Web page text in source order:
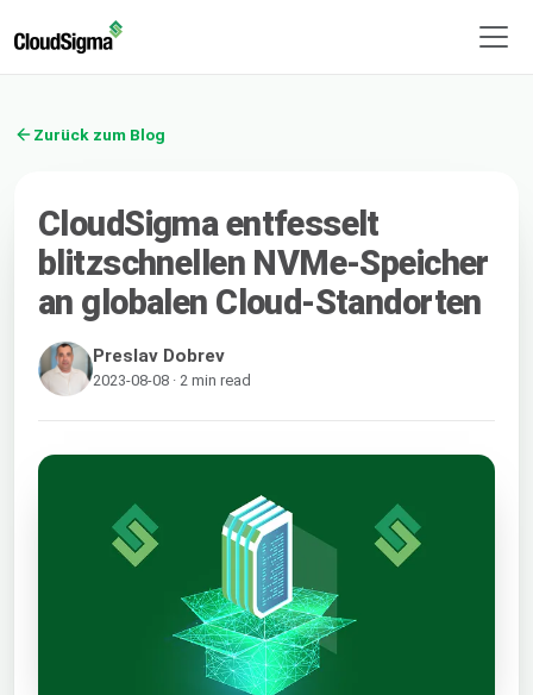
Zurück zum Blog
CloudSigma entfesselt
blitzschnellen NVMe-Speicher
an globalen Cloud-Standorten
Preslav Dobrev
2023-08-08 · 2 min read